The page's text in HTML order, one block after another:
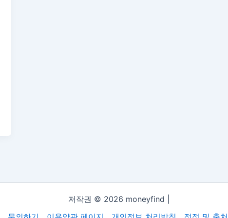
저작권 © 2026 moneyfind |